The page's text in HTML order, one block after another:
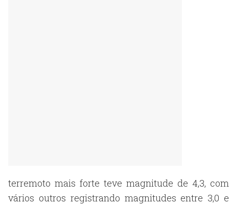
terremoto mais forte teve magnitude de 4,3, com
vários outros registrando magnitudes entre 3,0 e